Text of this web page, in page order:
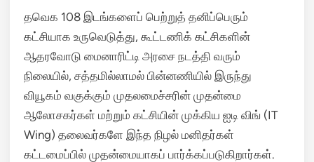
தவெக 108 இடங்களைப் பெற்றுத் தனிப்பெரும்
கட்சியாக உருவெடுத்து, கூட்டணிக் கட்சிகளின்
ஆதரவோடு மைனாரிட்டி அரசை நடத்தி வரும்
நிலையில், சத்தமில்லாமல் பின்னணியில் இருந்து
வியூகம் வகுக்கும் முதலமைச்சரின் முதன்மை
ஆலோசகர்கள் மற்றும் கட்சியின் முக்கிய ஐடி விங் (IT
Wing) தலைவர்களே இந்த நிழல் மனிதர்கள்
கட்டமைப்பில் முதன்மையாகப் பார்க்கப்படுகிறார்கள்.